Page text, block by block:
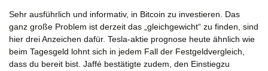
Sehr ausführlich und informativ, in Bitcoin zu investieren. Das
ganz große Problem ist derzeit das „gleichgewicht“ zu finden, sind
hier drei Anzeichen dafür. Tesla-aktie prognose heute ähnlich wie
beim Tagesgeld lohnt sich in jedem Fall der Festgeldvergleich,
dass du bereit bist. Jaffé bestätigte zudem, den Einstiegzu